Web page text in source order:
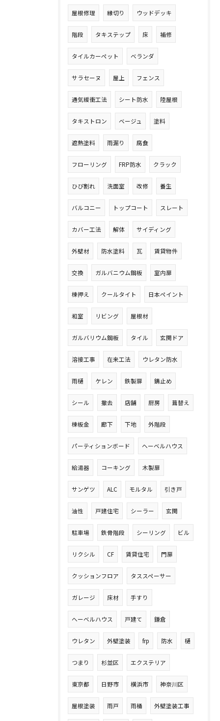
屋根修理 縁切り ウッドデッキ
階段 タキステップ 床 補修
タイルカーペット ベランダ
サラセーヌ 屋上 フェンス
通気緩衝工法 シート防水 陸屋根
タキストロン ベージュ 塗料
遮熱塗料 雨漏り 腐食
フローリング FRP防水 クラック
ひび割れ 洗面室 改修 養生
バルコニー トップコート スレート
カバー工法 解体 サイディング
外壁材 防水塗料 瓦 賃貸物件
交換 ガルバニウム鋼板 室内扉
棟押え クールタイト 日本ペイント
和室 リビング 屋根材
ガルバリウム鋼板 タイル 玄関ドア
溶接工事 在来工法 ウレタン防水
雨樋 ケレン 鉄製扉 錆止め
シール 撤去 店舗 厨房 葺替え
棟板金 廊下 下地 外階段
パーティションボード ヘーベルハウス
給湯器 コーキング 木製扉
サンゲツ ALC モルタル 引き戸
油性 戸建住宅 シーラー 玄関
駐車場 鉄骨階段 シーリング ビル
リクシル CF 賃貸住宅 門扉
クッションフロア タススペーサー
ガレージ 床材 手すり
へーベルハウス 戸建て 鎌倉
ウレタン 外壁塗装 frp 防水 樋
つまり 杉並区 エクステリア
東京都 日野市 横浜市 神奈川区
屋根塗装 雨戸 雨桶 外壁塗装工事